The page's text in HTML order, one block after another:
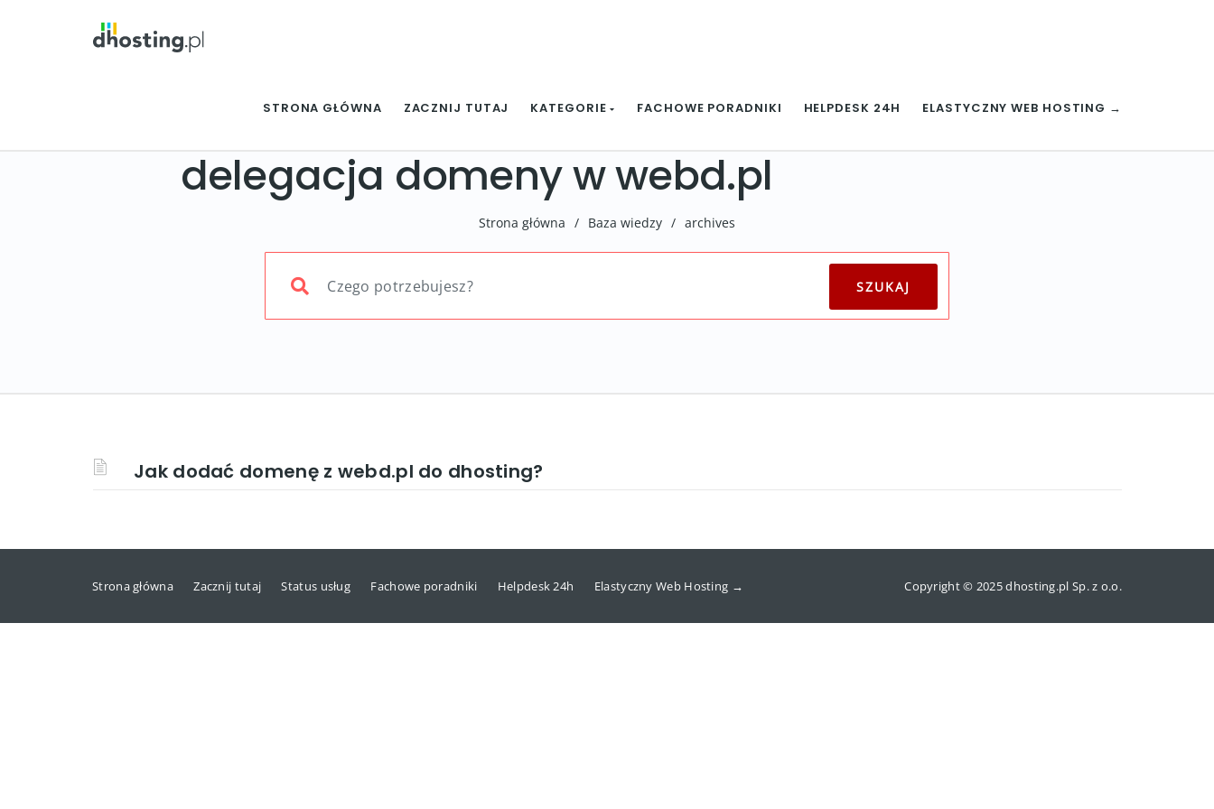
STRONA GŁÓWNA ZACZNIJ TUTAJ KATEGORIE FACHOWE PORADNIKI HELPDESK 24H ELASTYCZNY WEB HOSTING →
delegacja domeny w webd.pl
Strona główna / Baza wiedzy / archives
Jak dodać domenę z webd.pl do dhosting?
Strona główna Zacznij tutaj Status usług Fachowe poradniki Helpdesk 24h Elastyczny Web Hosting → Copyright © 2025 dhosting.pl Sp. z o.o.